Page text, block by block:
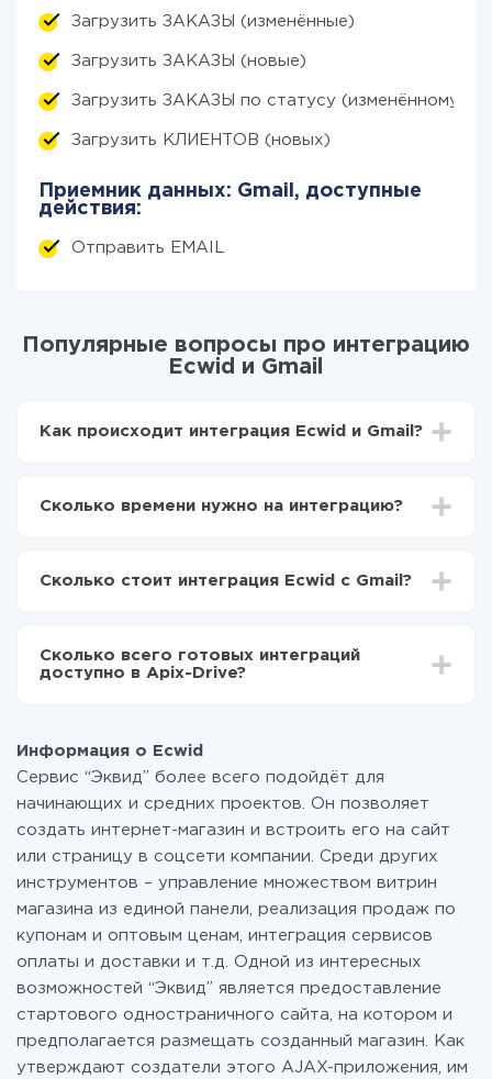
Загрузить ЗАКАЗЫ (изменённые)
Загрузить ЗАКАЗЫ (новые)
Загрузить ЗАКАЗЫ по статусу (изменённому)
Загрузить КЛИЕНТОВ (новых)
Приемник данных: Gmail, доступные
действия:
Отправить EMAIL
Популярные вопросы про интеграцию
Ecwid и Gmail
Как происходит интеграция Ecwid и Gmail?
Выбираете какие данные передавать из Ecwid в
Теперь данные будут автоматически
передаваться из Ecwid в Gmail
Сколько времени нужно на интеграцию?
отличаться и составлять от 5-ти до 30-минут. В
Сколько стоит интеграция Ecwid с Gmail?
функционал. Вы оплачиваете только количество
данных, которые по факту передаются из одной
перейти на платный, при необходимости. Подробнее
отарифах.
Сколько всего готовых интеграций
доступно в Apix-Drive?
Информация о Ecwid
Сервис “Эквид” более всего подойдёт для
начинающих и средних проектов. Он позволяет
создать интернет-магазин и встроить его на сайт
или страницу в соцсети компании. Среди других
инструментов – управление множеством витрин
магазина из единой панели, реализация продаж по
купонам и оптовым ценам, интеграция сервисов
оплаты и доставки и т.д. Одной из интересных
возможностей “Эквид” является предоставление
стартового одностраничного сайта, на котором и
предполагается размещать созданный магазин. Как
утверждают создатели этого AJAX-приложения, им